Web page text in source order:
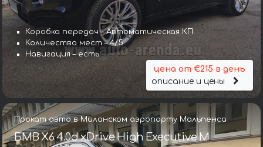
Коробка передач – Автоматическая КП
Количество мест – 4/5
Навигация – есть
цена от €215 в день
описание и цены
Прокат авто в Миланском аэропорту Мальпенса
БМВ X6 4.0d xDrive High Executive M